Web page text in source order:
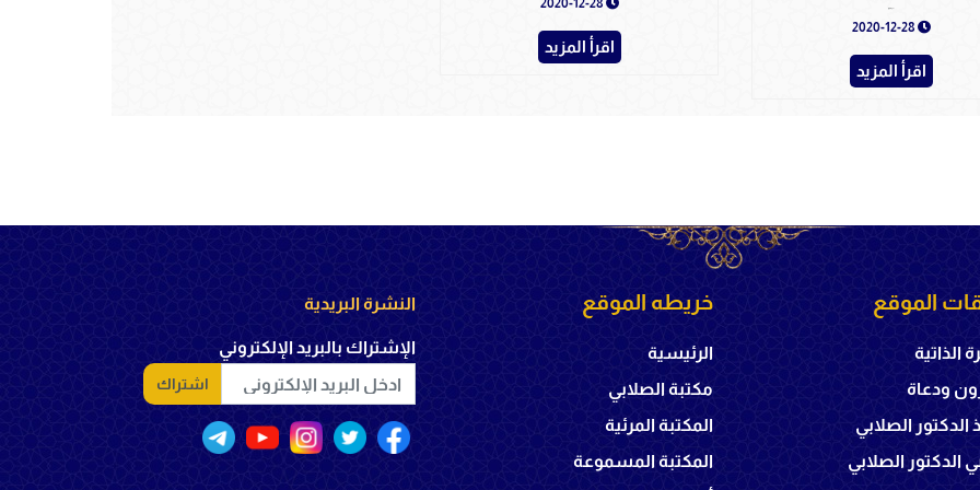
اقرأ المزيد
اقرأ المزيد
الموقع
الذاتية
ودعاة
الدكتور الصلابي
الدكتور الصلابي
خريطه الموقع
الرئيسية
مكتبة الصلابي
المكتبة المرئية
المكتبة المسموعة
النشرة البريدية
الإشتراك بالبريد الإلكتروني
اشتراك